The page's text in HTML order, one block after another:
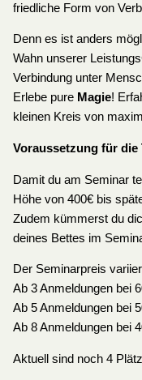
friedliche Form von
Denn es ist anders
Wahn unserer
Verbindung unter
Erlebe pure Magie!
kleinen Kreis von
Voraussetzung für die
Damit du am Seminar
Höhe von 400€ bis
Zudem kümmerst du
deines Bettes im
Der Seminarpreis
Ab 3 Anmeldungen bei
Ab 5 Anmeldungen bei
Ab 8 Anmeldungen bei
Aktuell sind noch 4